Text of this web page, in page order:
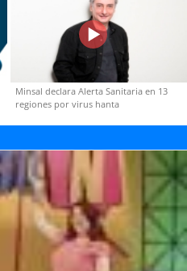
Minsal declara Alerta Sanitaria en 13
regiones por virus hanta